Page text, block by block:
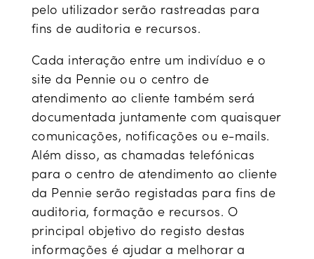
pelo utilizador serão rastreadas para
fins de auditoria e recursos.
Cada interação entre um indivíduo e o
site da Pennie ou o centro de
atendimento ao cliente também será
documentada juntamente com quaisquer
comunicações, notificações ou e-mails.
Além disso, as chamadas telefónicas
para o centro de atendimento ao cliente
da Pennie serão registadas para fins de
auditoria, formação e recursos. O
principal objetivo do registo destas
informações é ajudar a melhorar a